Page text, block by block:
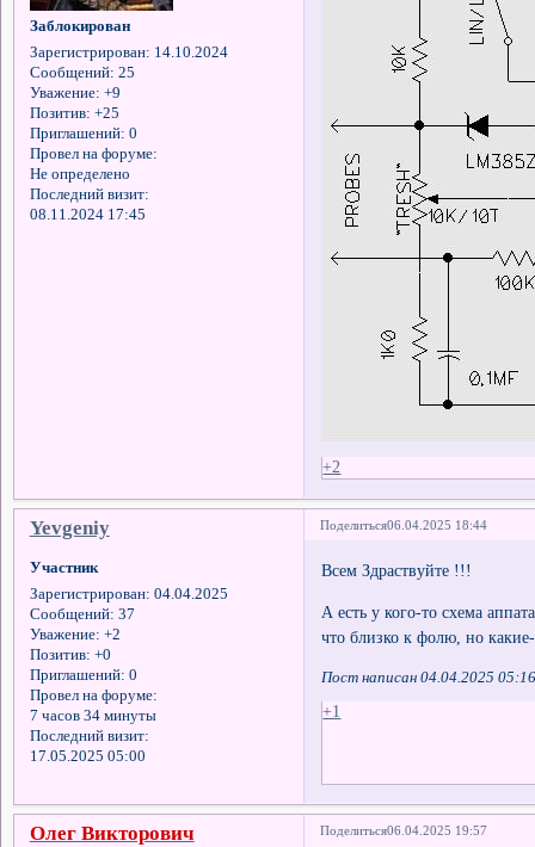
Заблокирован
Зарегистрирован: 14.10.2024
Сообщений: 25
Уважение: +9
Позитив: +25
Приглашений: 0
Провел на форуме:
Не определено
Последний визит:
08.11.2024 17:45
+2
Поделиться06.04.2025 18:44
Yevgeniy
Участник
Зарегистрирован: 04.04.2025
Сообщений: 37
Уважение: +2
Позитив: +0
Приглашений: 0
Провел на форуме:
7 часов 34 минуты
Последний визит:
17.05.2025 05:00
Всем Здраствуйте !!!
А есть у кого-то схема
что близко к фолю, но
Пост написан 04.04.2025
+1
Поделиться06.04.2025 19:57
Олег Викторович